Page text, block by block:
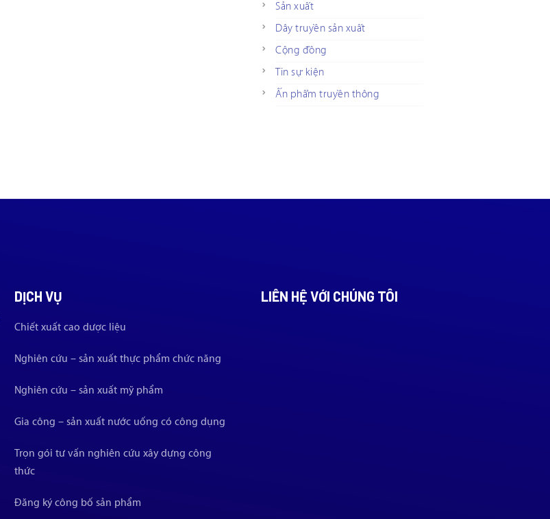
Sản xuất
Dây truyền sản xuất
Cộng đồng
Tin sự kiện
Ấn phẩm truyền thông
DỊCH VỤ
Chiết xuất cao dược liệu
Nghiên cứu – sản xuất thực phẩm chức năng
Nghiên cứu – sản xuất mỹ phẩm
Gia công – sản xuất nước uống có công dụng
Trọn gói tư vấn nghiên cứu xây dựng công
thức
Đăng ký công bố sản phẩm
LIÊN HỆ VỚI CHÚNG TÔI